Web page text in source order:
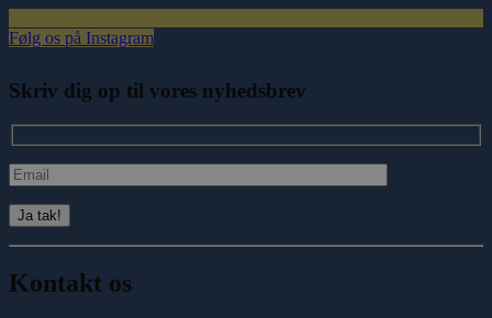
Følg os på Instagram
Skriv dig op til vores nyhedsbrev
Kontakt os